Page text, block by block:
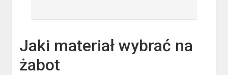
Jaki materiał wybrać na
żabot